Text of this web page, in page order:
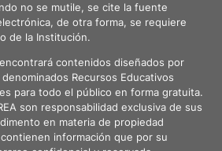
no se mutile, se cite la fuente
de otra forma, se requiere
de la Institución.
contenidos diseñados por
Recursos Educativos
para todo el público en forma gratuita.
son responsabilidad exclusiva de sus
en materia de propiedad
información que por su